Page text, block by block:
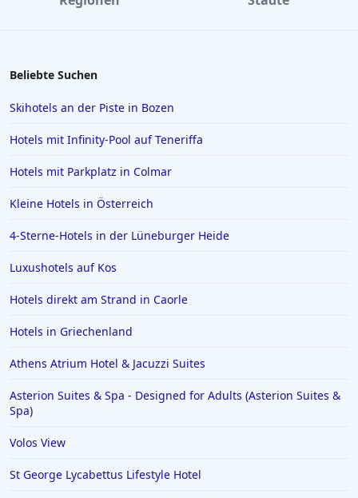
Beliebte Suchen
Skihotels an der Piste in Bozen
Hotels mit Infinity-Pool auf Teneriffa
Hotels mit Parkplatz in Colmar
Kleine Hotels in Österreich
4-Sterne-Hotels in der Lüneburger Heide
Luxushotels auf Kos
Hotels direkt am Strand in Caorle
Hotels in Griechenland
Athens Atrium Hotel & Jacuzzi Suites
Asterion Suites & Spa - Designed for Adults (Asterion Suites &
Spa)
Volos View
St George Lycabettus Lifestyle Hotel